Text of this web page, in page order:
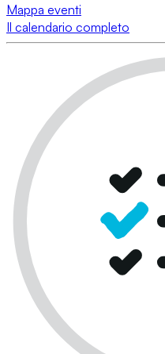
Mappa eventi
Il calendario completo